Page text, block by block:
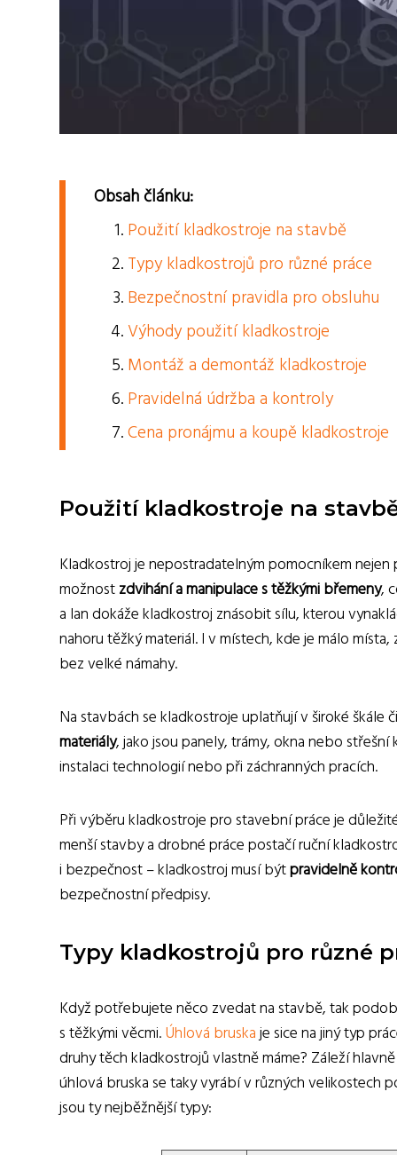
Obsah článku:
Použití kladkostroje na stavbě
Typy kladkostrojů pro různé práce
Bezpečnostní pravidla pro obsluhu
Výhody použití kladkostroje
Montáž a demontáž kladkostroje
Pravidelná údržba a kontroly
Cena pronájmu a koupě kladkostroje
Použití kladkostroje na
Kladkostroj je nepostradatelným pomocníkem nejen
možnostzdvihání a manipulace s těžkými břemeny,
a lan dokáže kladkostroj znásobit sílu, kterou
nahoru těžký materiál. I v místech, kde je málo
bez velké námahy.
Na stavbách se kladkostroje uplatňují v široké škále
materiály, jako jsou panely, trámy, okna nebo
instalaci technologií nebo při záchranných pracích.
Při výběru kladkostroje pro stavební práce je
menší stavby a drobné práce postačí ruční
i bezpečnost – kladkostroj musí býtpravidelně
bezpečnostní předpisy.
Typy kladkostrojů pro různé
Když potřebujete něco zvedat na stavbě, tak
s těžkými věcmi.Úhlová bruskaje sice na jiný typ
druhy těch kladkostrojů vlastně máme? Záleží
úhlová bruska se taky vyrábí v různých velikostech
jsou ty nejběžnější typy: